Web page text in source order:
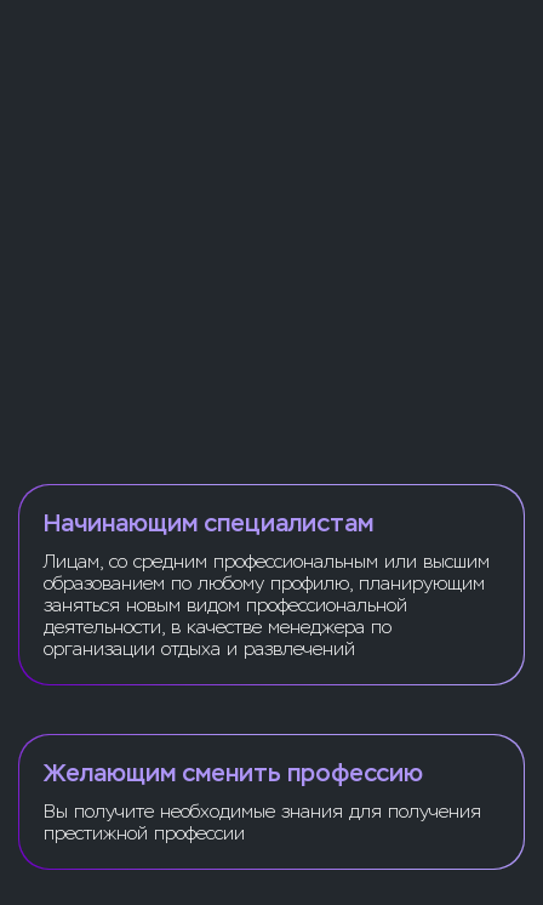
Начинающим специалистам
Лицам, со средним профессиональным или высшим
образованием по любому профилю, планирующим
заняться новым видом профессиональной
деятельности, в качестве менеджера по
организации отдыха и развлечений
Желающим сменить профессию
Вы получите необходимые знания для получения
престижной профессии